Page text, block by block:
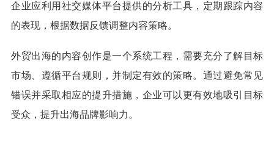
企业应利用社交媒体平台提供的分析工具，定期跟踪内容
的表现，根据数据反馈调整内容策略。
外贸出海的内容创作是一个系统工程，需要充分了解目标
市场、遵循平台规则，并制定有效的策略。通过避免常见
错误并采取相应的提升措施，企业可以更有效地吸引目标
受众，提升出海品牌影响力。